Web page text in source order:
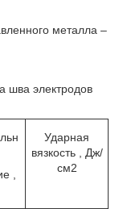
металла –
шва электродов
,
Ударная
вязкость , Дж/
см2